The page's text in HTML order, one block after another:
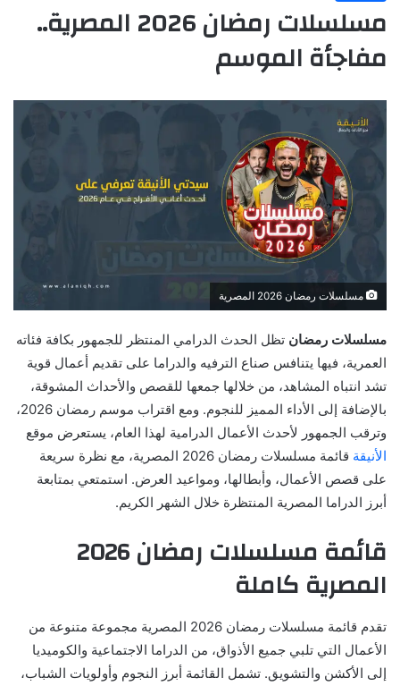
مسلسلات رمضان 2026 المصرية..
مفاجأة الموسم
مسلسلات رمضان 2026 المصرية
مسلسلات رمضان تظل الحدث الدرامي المنتظر للجمهور بكافة فئاته
العمرية، فيها يتنافس صناع الترفيه والدراما على تقديم أعمال قوية
تشد انتباه المشاهد، من خلالها جمعها للقصص والأحداث المشوقة،
بالإضافة إلى الأداء المميز للنجوم. ومع اقتراب موسم رمضان 2026،
وترقب الجمهور لأحدث الأعمال الدرامية لهذا العام، يستعرض موقع
الأنيقة
قائمة مسلسلات رمضان 2026 المصرية، مع نظرة سريعة
على قصص الأعمال، وأبطالها، ومواعيد العرض. استمتعي بمتابعة
أبرز الدراما المصرية المنتظرة خلال الشهر الكريم.
قائمة مسلسلات رمضان 2026
المصرية كاملة
تقدم قائمة مسلسلات رمضان 2026 المصرية مجموعة متنوعة من
الأعمال التي تلبي جميع الأذواق، من الدراما الاجتماعية والكوميديا
إلى الأكشن والتشويق. تشمل القائمة أبرز النجوم وأولويات الشباب،